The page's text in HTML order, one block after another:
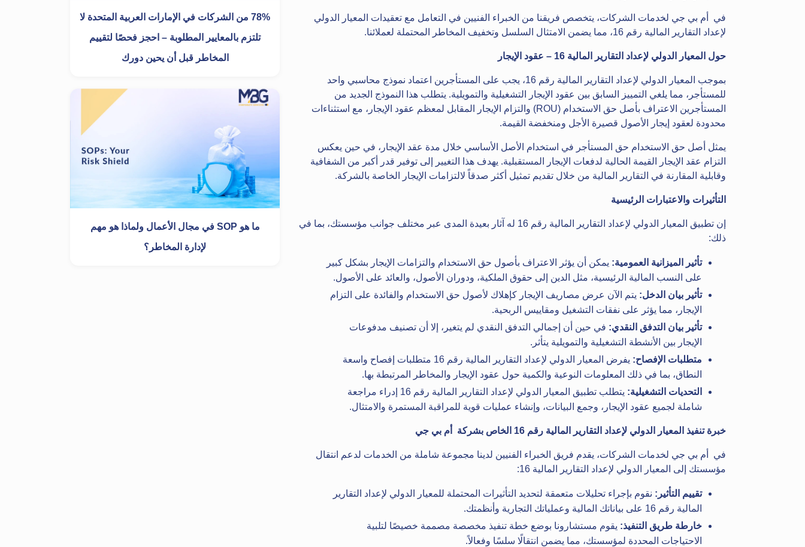
في أم بي جي لخدمات الشركات، يتخصص فريقنا من الخبراء الفنيين في التعامل مع تعقيدات المعيار الدولي
لإعداد التقارير المالية رقم 16، مما يضمن الامتثال السلسل وتخفيف المخاطر المحتملة لعملائنا.
حول المعيار الدولي لإعداد التقارير المالية 16 – عقود الإيجار
بموجب المعيار الدولي لإعداد التقارير المالية رقم 16، يجب على المستأجرين اعتماد نموذج محاسبي واحد
للمستأجر، مما يلغي التمييز السابق بين عقود الإيجار التشغيلية والتمويلية. يتطلب هذا النموذج الجديد من
المستأجرين الاعتراف بأصل حق الاستخدام (ROU) والتزام الإيجار المقابل لمعظم عقود الإيجار، مع استثناءات
محدودة لعقود إيجار الأصول قصيرة الأجل ومنخفضة القيمة.
يمثل أصل حق الاستخدام حق المستأجر في استخدام الأصل الأساسي خلال مدة عقد الإيجار، في حين يعكس
التزام عقد الإيجار القيمة الحالية لدفعات الإيجار المستقبلية. يهدف هذا التغيير إلى توفير قدر أكبر من الشفافية
وقابلية المقارنة في التقارير المالية من خلال تقديم تمثيل أكثر صدقاً لالتزامات الإيجار الخاصة بالشركة.
التأثيرات والاعتبارات الرئيسية
إن تطبيق المعيار الدولي لإعداد التقارير المالية رقم 16 له آثار بعيدة المدى عبر مختلف جوانب مؤسستك، بما في
ذلك:
تأثير الميزانية العمومية: يمكن أن يؤثر الاعتراف بأصول حق الاستخدام والتزامات الإيجار بشكل كبير
على النسب المالية الرئيسية، مثل الدين إلى حقوق الملكية، ودوران الأصول، والعائد على الأصول.
تأثير بيان الدخل: يتم الآن عرض مصاريف الإيجار كإهلاك لأصول حق الاستخدام والفائدة على التزام
الإيجار، مما يؤثر على نفقات التشغيل ومقاييس الربحية.
تأثير بيان التدفق النقدي: في حين أن إجمالي التدفق النقدي لم يتغير، إلا أن تصنيف مدفوعات
الإيجار بين الأنشطة التشغيلية والتمويلية يتأثر.
متطلبات الإفصاح:
يفرض المعيار الدولي لإعداد التقارير المالية رقم 16 متطلبات إفصاح واسعة
النطاق، بما في ذلك المعلومات النوعية والكمية حول عقود الإيجار والمخاطر المرتبطة بها.
التحديات التشغيلية:
يتطلب تطبيق المعيار الدولي لإعداد التقارير المالية رقم 16 إدراء مراجعة
شاملة لجميع عقود الإيجار، وجمع البيانات، وإنشاء عمليات قوية للمراقبة المستمرة والامتثال.
خبرة تنفيذ المعيار الدولي لإعداد التقارير المالية رقم 16 الخاص بشركة أم بي جي
في أم بي جي لخدمات الشركات، يقدم فريق الخبراء الفنيين لدينا مجموعة شاملة من الخدمات لدعم انتقال
مؤسستك إلى المعيار الدولي لإعداد التقارير المالية 16:
تقييم التأثير: نقوم بإجراء تحليلات متعمقة لتحديد التأثيرات المحتملة للمعيار الدولي لإعداد التقارير
المالية رقم 16 على بياناتك المالية وعملياتك التجارية وأنظمتك.
خارطة طريق التنفيذ: يقوم مستشارونا بوضع خطة تنفيذ مخصصة مصممة خصيصًا لتلبية
الاحتياجات المحددة لمؤسستك، مما يضمن انتقالًا سلسًا وفعالاً.
78% من الشركات في الإمارات العربية المتحدة لا
تلتزم بالمعايير المطلوبة – احجز فحصًا لتقييم
المخاطر قبل أن يحين دورك
ما هو SOP في مجال الأعمال ولماذا هو مهم
لإدارة المخاطر؟